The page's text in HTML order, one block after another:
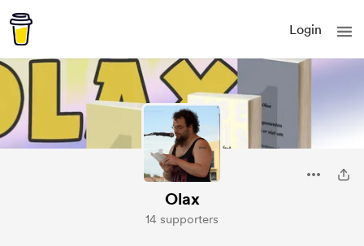
Login
Olax
14 supporters